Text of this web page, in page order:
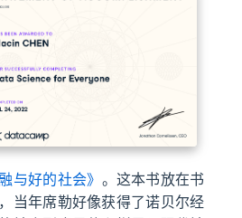
与好的社会》 。这本书放在书
当年席勒好像获得了诺贝尔经